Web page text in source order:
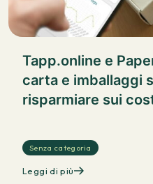
Tapp.online e
carta e imballaggi
risparmiare sui
Senza categoria
Leggi di più